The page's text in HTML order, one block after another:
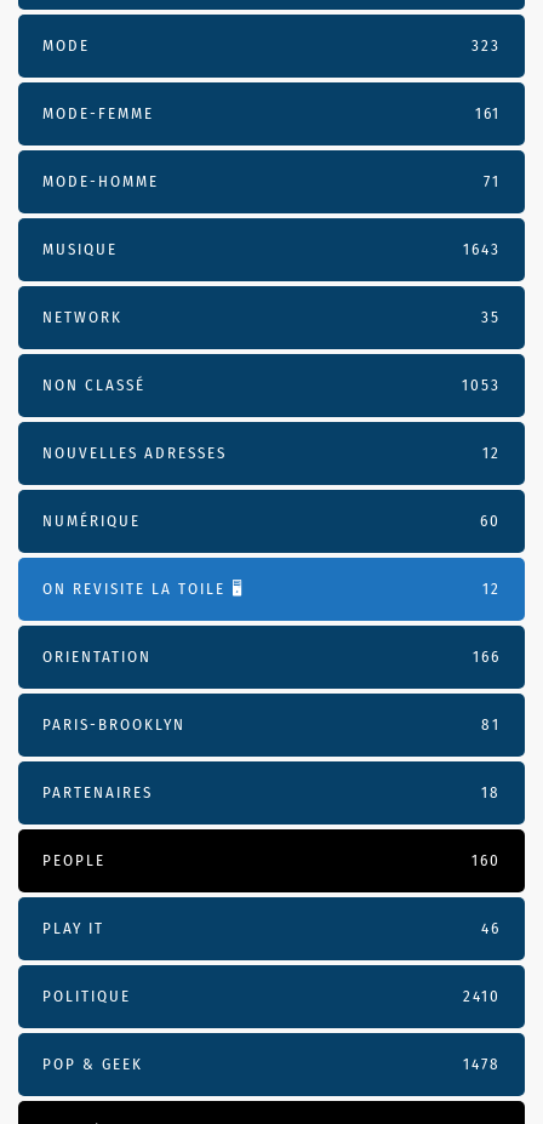
MODE 323
MODE-FEMME 161
MODE-HOMME 71
MUSIQUE 1643
NETWORK 35
NON CLASSÉ 1053
NOUVELLES ADRESSES 12
NUMÉRIQUE 60
ON REVISITE LA TOILE 🖥️ 12
ORIENTATION 166
PARIS-BROOKLYN 81
PARTENAIRES 18
PEOPLE 160
PLAY IT 46
POLITIQUE 2410
POP & GEEK 1478